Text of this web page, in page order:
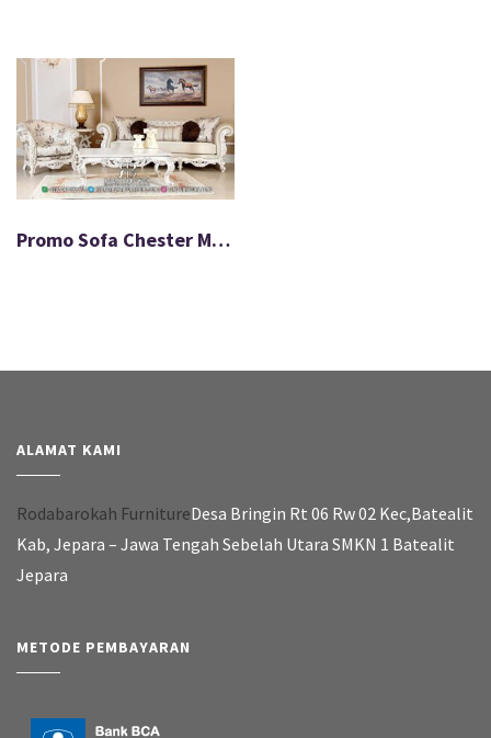
Promo Sofa Chester Mewah Ukir Produk Laris FS-590
ALAMAT KAMI
Rodabarokah FurnitureDesa Bringin Rt 06 Rw 02 Kec,Batealit
Kab, Jepara – Jawa Tengah Sebelah Utara SMKN 1 Batealit
Jepara
METODE PEMBAYARAN